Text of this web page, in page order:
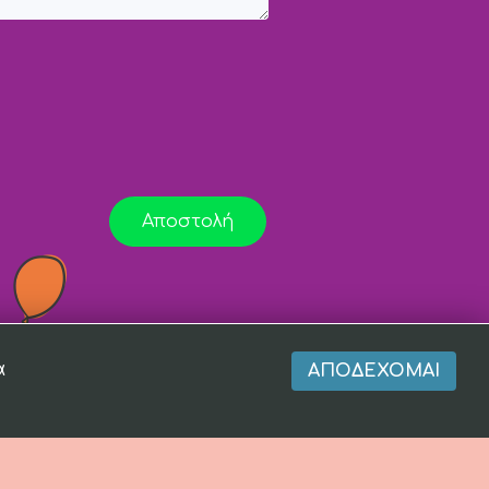
Αποστολή
ΑΠΟΔΈΧΟΜΑΙ